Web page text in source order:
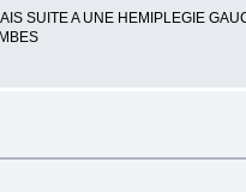
SUITE A UNE HEMIPLEGIE